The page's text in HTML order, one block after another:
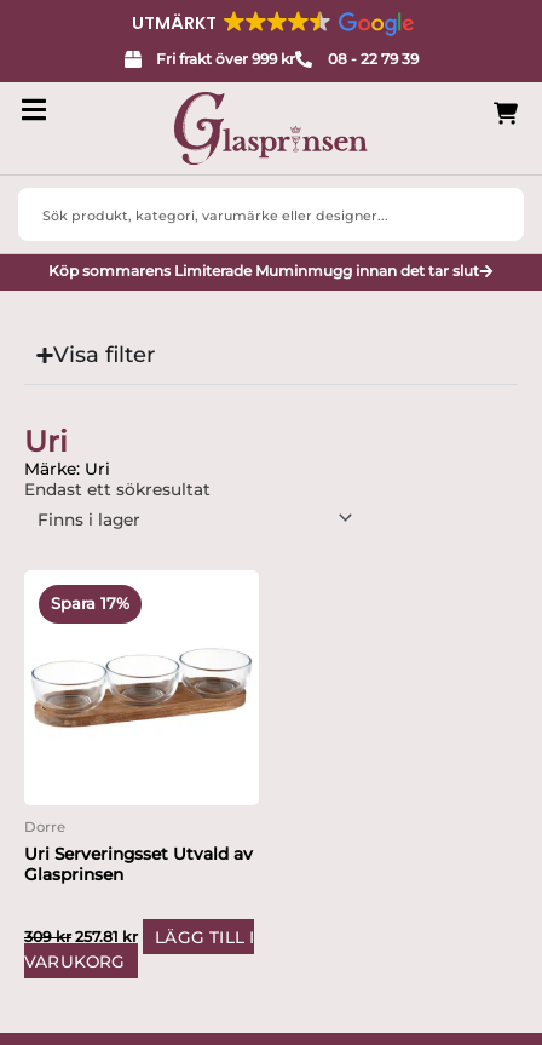
UTMÄRKT
Fri frakt över 999 kr 08 - 22 79 39
Search
Köp sommarens Limiterade Muminmugg innan det tar slut
Visa filter
Uri
Märke: Uri
Endast ett sökresultat
Spara 17%
Dorre
Uri Serveringsset Utvald av
Glasprinsen
309kr
ursprungliga
309 kr.
257.81 kr
nuvarande
priset
257.81 kr.
LÄGG TILL I
VARUKORG